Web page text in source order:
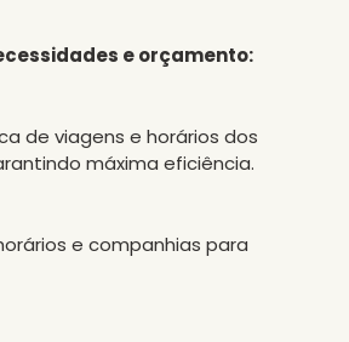
e orçamento:
de viagens e horários dos
máxima eficiência.
e companhias para